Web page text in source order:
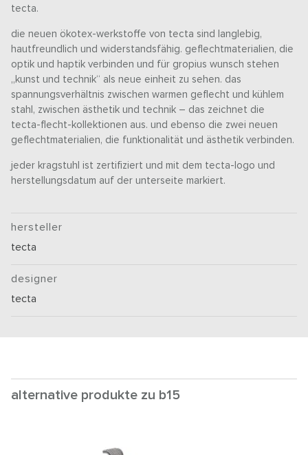
tecta.
die neuen ökotex-werkstoffe von tecta sind langlebig,
hautfreundlich und widerstandsfähig. geflechtmaterialien, die
optik und haptik verbinden und für gropius wunsch stehen
„kunst und technik“ als neue einheit zu sehen. das
spannungsverhältnis zwischen warmen geflecht und kühlem
stahl, zwischen ästhetik und technik – das zeichnet die
tecta-flecht-kollektionen aus. und ebenso die zwei neuen
geflechtmaterialien, die funktionalität und ästhetik verbinden.
jeder kragstuhl ist zertifiziert und mit dem tecta-logo und
herstellungsdatum auf der unterseite markiert.
hersteller
tecta
designer
tecta
alternative produkte zu b15